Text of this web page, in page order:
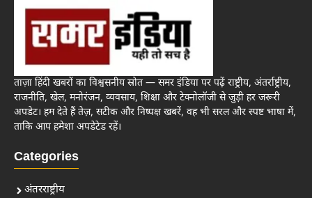
ताज़ा हिंदी खबरों का विश्वसनीय स्रोत — समर इंडिया पर पढ़ें राष्ट्रीय, अंतर्राष्ट्रीय,
राजनीति, खेल, मनोरंजन, व्यवसाय, शिक्षा और टेक्नोलॉजी से जुड़ी हर जरूरी
अपडेट। हम देते हैं तेज़, सटीक और निष्पक्ष खबरें, वह भी सरल और स्पष्ट भाषा में,
ताकि आप हमेशा अपडेटेड रहें।
Categories
अंतरराष्ट्रीय